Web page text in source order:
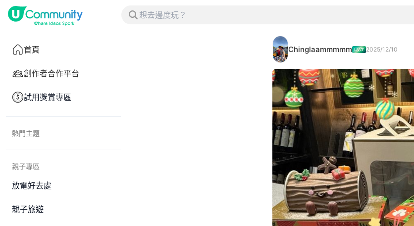
首頁
創作者合作平台
試用獎賞專區
熱門主題
親子專區
放電好去處
親子旅遊
Chinglaammmmm 2025/12/10